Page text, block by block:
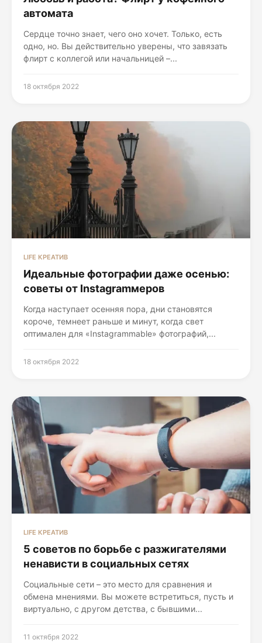
автомата
Сердце точно знает, чего оно хочет. Только, есть
одно, но. Вы действительно уверены, что завязать
флирт с коллегой или начальницей –...
18 октября 2022
LIFE КРЕАТИВ
Идеальные фотографии даже осенью:
советы от Instagramмеров
Когда наступает осенняя пора, дни становятся
короче, темнеет раньше и минут, когда свет
оптимален для «Instagrammable» фотографий,...
18 октября 2022
LIFE КРЕАТИВ
5 советов по борьбе с разжигателями
ненависти в социальных сетях
Социальные сети – это место для сравнения и
обмена мнениями. Вы можете встретиться, пусть и
виртуально, с другом детства, с бывшими...
11 октября 2022